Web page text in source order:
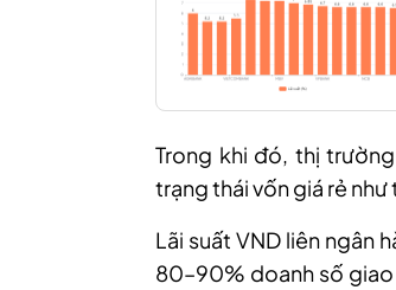
Trong khi đó, thị
trạng thái vốn giá rẻ
Lãi suất VND liên ngân
80–90% doanh số